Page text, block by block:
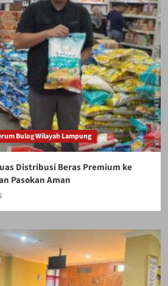
Bulog Wilayah Lampung
Distribusi Beras Premium ke
Pasokan Aman